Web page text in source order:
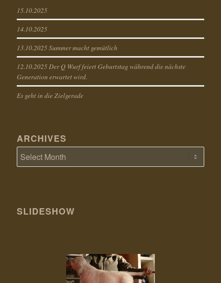
15.10.2025
14.10.2025
13.10.2025 Summer macht gemütlich
12.10.2025 Der Q Wurf feiert Geburtstag während die nächste
Generation erwartet wird.
Es geht in die Zielgerade
ARCHIVES
SLIDESHOW